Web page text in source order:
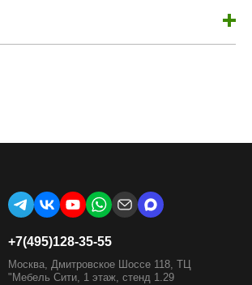
+7(495)128-35-55
Москва, Дмитровское Шоссе 118, ТЦ
"Мебель Сити, 1 этаж, стенд 1.29